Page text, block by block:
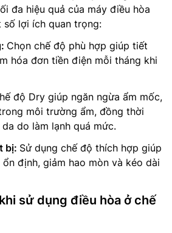
đa hiệu quả của máy điều hòa
số lợi ích quan trọng:
Chọn chế độ phù hợp giúp tiết
hóa đơn tiền điện mỗi tháng khi
độ Dry giúp ngăn ngừa ẩm mốc,
môi trường ẩm, đồng thời
do làm lạnh quá mức.
bị: Sử dụng chế độ thích hợp giúp
định, giảm hao mòn và kéo dài
sử dụng điều hòa ở chế